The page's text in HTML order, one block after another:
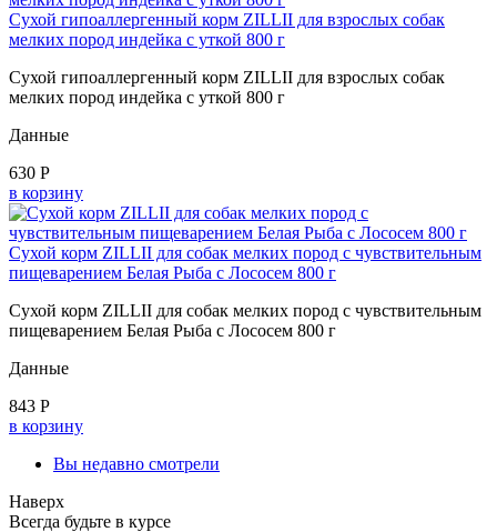
Сухой гипоаллергенный корм ZILLII для взрослых собак
мелких пород индейка с уткой 800 г
Сухой гипоаллергенный корм ZILLII для взрослых собак
мелких пород индейка с уткой 800 г
Данные
630 Р
в корзину
Сухой корм ZILLII для собак мелких пород с чувствительным
пищеварением Белая Рыба с Лососем 800 г
Сухой корм ZILLII для собак мелких пород с чувствительным
пищеварением Белая Рыба с Лососем 800 г
Данные
843 Р
в корзину
Вы недавно смотрели
Наверх
Всегда будьте в курсе